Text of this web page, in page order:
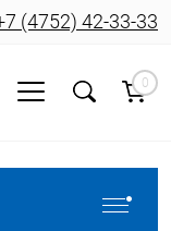
(4752) 42-33-33
0